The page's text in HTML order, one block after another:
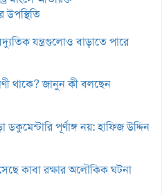
উপস্থিতি
যন্ত্রগুলোও বাড়াতে পারে
থাকে? জানুন কী বলছেন
পূর্ণাঙ্গ নয়: হাফিজ উদ্দিন
কাবা রক্ষার অলৌকিক ঘটনা